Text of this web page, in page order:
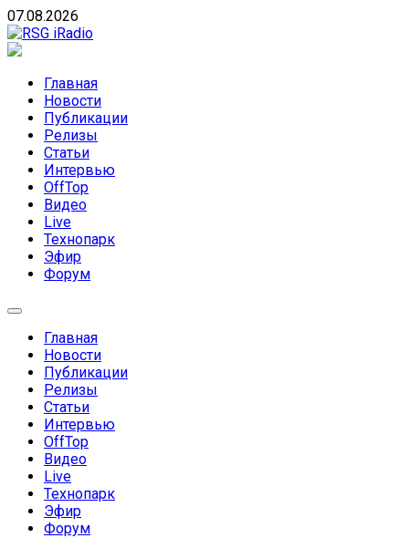
Skip
to
content
07.08.2026
направлений без возрастных ограничений
Главная
Новости
Публикации
Релизы
Статьи
Интервью
OffTop
Видео
Live
Технопарк
Эфир
Форум
Главная
Новости
Публикации
Релизы
Статьи
Интервью
OffTop
Видео
Live
Технопарк
Эфир
Форум